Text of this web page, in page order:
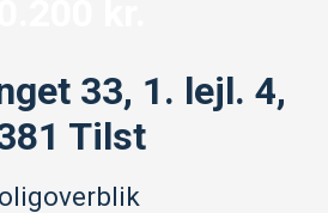
33, 1. lejl. 4,
Tilst